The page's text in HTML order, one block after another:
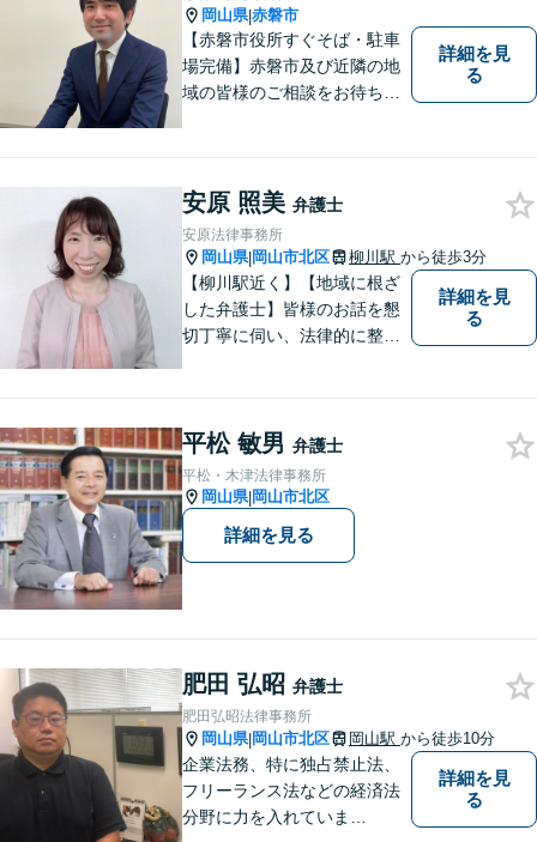
岡山県|赤磐市
【赤磐市役所すぐそば・駐車
場完備】赤磐市及び近隣の地
域の皆様のご相談をお待ちし
詳細を見
る
安原 照美 弁護士
安原法律事務所
岡山県|岡山市北区 柳川駅 から徒歩3分
【柳川駅近く】【地域に根ざ
した弁護士】皆様のお話を懇
切丁寧に伺い、法律的に整理
少しでも解決されますよう，
誠心誠意努力いたす所存で
す。皆様方のご来所をお待ち
しております。
詳細を見
る
平松 敏男 弁護士
平松・木津法律事務所
岡山県|岡山市北区
詳細を見る
肥田 弘昭 弁護士
肥田弘昭法律事務所
岡山県|岡山市北区 岡山駅 から徒歩10分
企業法務、特に独占禁止法、
フリーランス法などの経済法
分野に力を入れていま
詳細を見
る